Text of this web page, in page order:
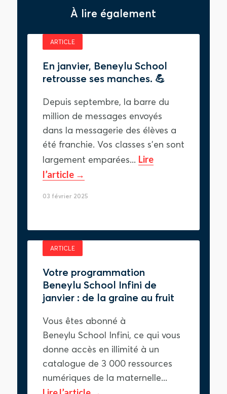
À lire également
ARTICLE
En janvier, Beneylu School
retrousse ses manches. 💪
Depuis septembre, la barre du
million de messages envoyés
dans la messagerie des élèves a
été franchie. Vos classes s'en sont
largement emparées... Lire
l’article
03 février 2025
ARTICLE
Votre programmation
Beneylu School Infini de
janvier : de la graine au fruit
Vous êtes abonné à
Beneylu School Infini, ce qui vous
donne accès en illimité à un
catalogue de 3 000 ressources
numériques de la maternelle...